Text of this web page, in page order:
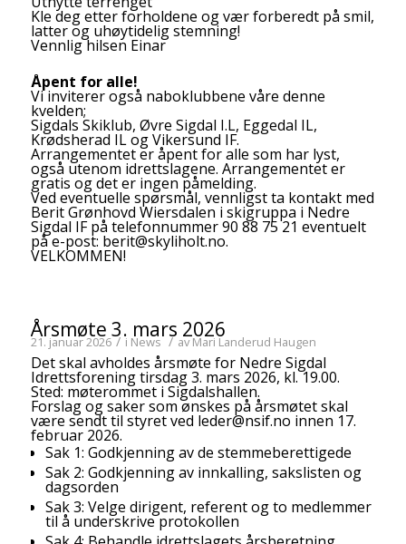
Kle deg etter forholdene og vær forberedt på smil,
latter og uhøytidelig stemning!
Vennlig hilsen Einar
Åpent for alle!
Vi inviterer også naboklubbene våre denne
kvelden;
Sigdals Skiklub, Øvre Sigdal I.L, Eggedal IL,
Krødsherad IL og Vikersund IF.
Arrangementet er åpent for alle som har lyst,
også utenom idrettslagene. Arrangementet er
gratis og det er ingen påmelding.
Ved eventuelle spørsmål, vennligst ta kontakt med
Berit Grønhovd Wiersdalen i skigruppa i Nedre
Sigdal IF på telefonnummer 90 88 75 21 eventuelt
på e-post: berit@skyliholt.no.
VELKOMMEN!
Årsmøte 3. mars 2026
21. januar 2026 / i News / avMari Landerud Haugen
Det skal avholdes årsmøte for Nedre Sigdal
Idrettsforening tirsdag 3. mars 2026, kl. 19.00.
Sted: møterommet i Sigdalshallen.
Forslag og saker som ønskes på årsmøtet skal
være sendt til styret ved leder@nsif.no innen 17.
februar 2026.
Sak 1: Godkjenning av de stemmeberettigede
Sak 2: Godkjenning av innkalling, sakslisten og
dagsorden
Sak 3: Velge dirigent, referent og to medlemmer
til å underskrive protokollen